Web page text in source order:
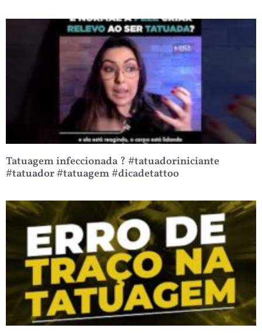
Tatuagem infeccionada ? #tatuadoriniciante
#tatuador #tatuagem #dicadetattoo